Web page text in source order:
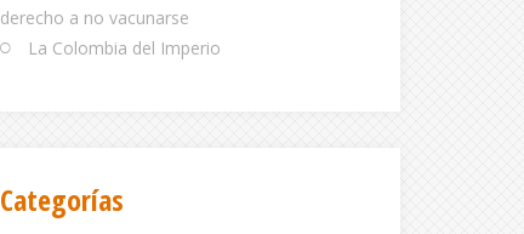
derecho a no vacunarse
La Colombia del Imperio
Categorías